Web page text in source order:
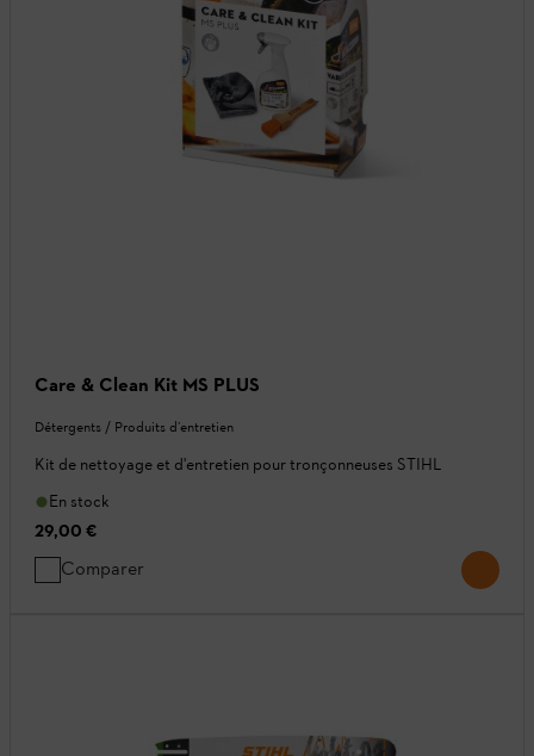
Care & Clean Kit MS PLUS
Détergents / Produits d’entretien
Kit de nettoyage et d'entretien pour tronçonneuses STIHL
En stock
29,00 €
Comparer